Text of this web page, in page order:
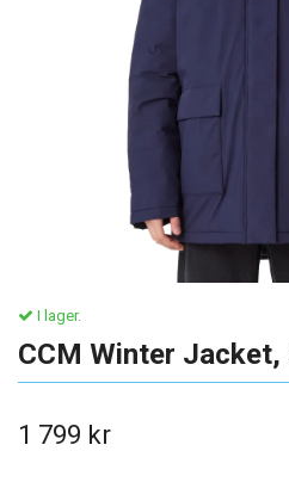
I lager.
CCM Winter
1 799 kr